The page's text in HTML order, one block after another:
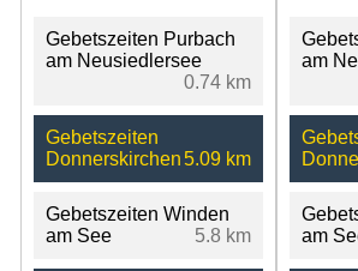
Gebetszeiten Purbach
am Neusiedlersee
0.74 km
Gebetszeiten
Donnerskirchen5.09 km
Gebetszeiten Winden
am See
5.8 km
am
am